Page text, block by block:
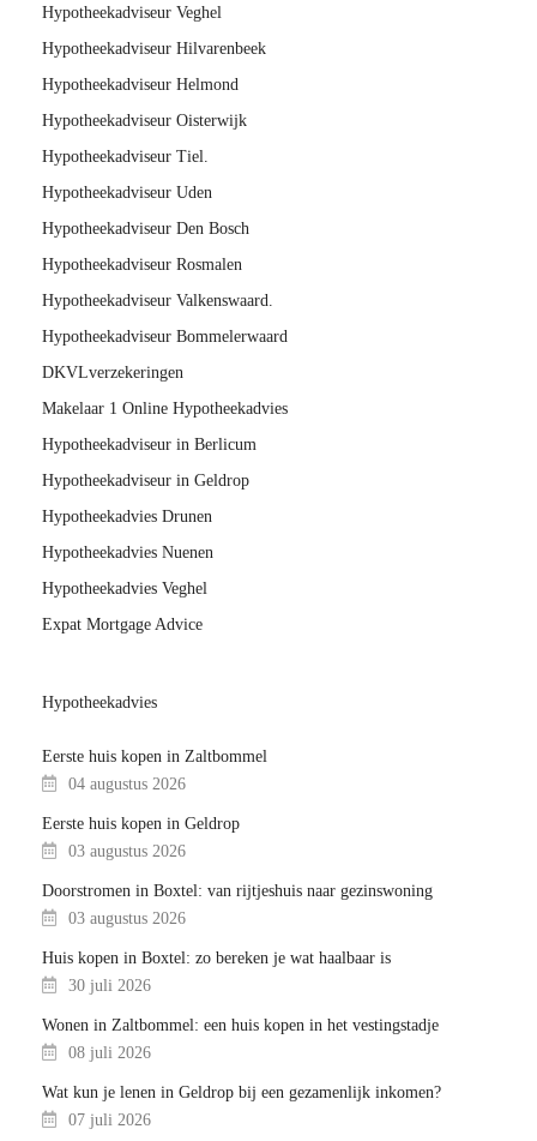
Hypotheekadviseur Veghel
Hypotheekadviseur Hilvarenbeek
Hypotheekadviseur Helmond
Hypotheekadviseur Oisterwijk
Hypotheekadviseur Tiel.
Hypotheekadviseur Uden
Hypotheekadviseur Den Bosch
Hypotheekadviseur Rosmalen
Hypotheekadviseur Valkenswaard.
Hypotheekadviseur Bommelerwaard
DKVLverzekeringen
Makelaar 1 Online Hypotheekadvies
Hypotheekadviseur in Berlicum
Hypotheekadviseur in Geldrop
Hypotheekadvies Drunen
Hypotheekadvies Nuenen
Hypotheekadvies Veghel
Expat Mortgage Advice
Hypotheekadvies
Eerste huis kopen in Zaltbommel
04 augustus 2026
Eerste huis kopen in Geldrop
03 augustus 2026
Doorstromen in Boxtel: van rijtjeshuis naar gezinswoning
03 augustus 2026
Huis kopen in Boxtel: zo bereken je wat haalbaar is
30 juli 2026
Wonen in Zaltbommel: een huis kopen in het vestingstadje
08 juli 2026
Wat kun je lenen in Geldrop bij een gezamenlijk inkomen?
07 juli 2026